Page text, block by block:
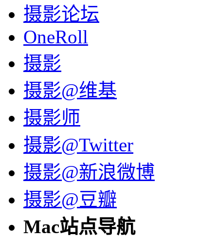
摄影论坛
OneRoll
摄影
摄影@维基
摄影师
摄影@Twitter
摄影@新浪微博
摄影@豆瓣
Mac站点导航